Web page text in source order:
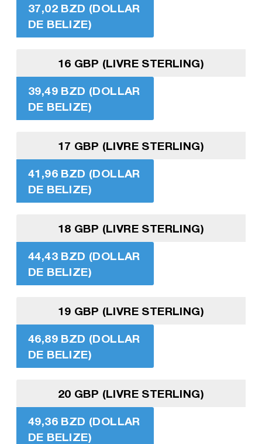
37,02 BZD (DOLLAR
DE BELIZE)
16 GBP (LIVRE STERLING)
39,49 BZD (DOLLAR
DE BELIZE)
17 GBP (LIVRE STERLING)
41,96 BZD (DOLLAR
DE BELIZE)
18 GBP (LIVRE STERLING)
44,43 BZD (DOLLAR
DE BELIZE)
19 GBP (LIVRE STERLING)
46,89 BZD (DOLLAR
DE BELIZE)
20 GBP (LIVRE STERLING)
49,36 BZD (DOLLAR
DE BELIZE)